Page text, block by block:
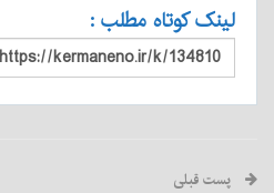
لینک کوتاه مطلب :
پست قبلی